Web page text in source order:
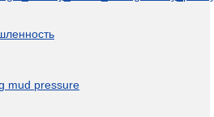
mud pressure